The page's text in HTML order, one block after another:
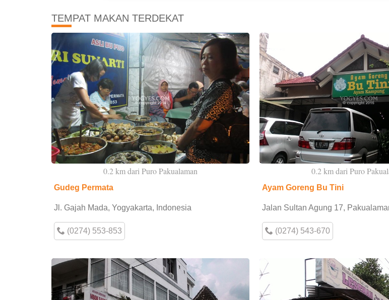
TEMPAT MAKAN TERDEKAT
0.2 km dari Puro Pakualaman
Gudeg Permata
Jl. Gajah Mada, Yogyakarta, Indonesia
(0274) 553-853
0.2 km dari Puro
Ayam Goreng Bu Tini
Jalan Sultan Agung 17,
(0274) 543-670